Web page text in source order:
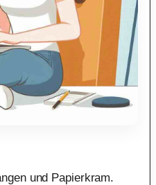
und Papierkram.